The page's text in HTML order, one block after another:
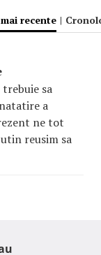
recente |
sa
a
ne tot
reusim sa